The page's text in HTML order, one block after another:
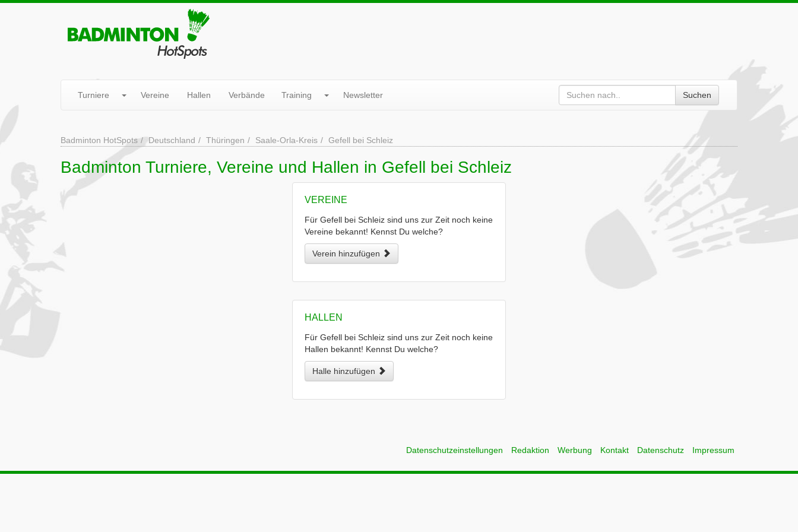
Turniere Vereine Hallen Verbände Training Newsletter Suchen
Badminton HotSpots Deutschland Thüringen Saale-Orla-Kreis Gefell bei Schleiz
Badminton Turniere, Vereine und Hallen in Gefell bei Schleiz
VEREINE
Für Gefell bei Schleiz sind uns zur Zeit noch keine
Vereine bekannt! Kennst Du welche?
Verein hinzufügen
HALLEN
Für Gefell bei Schleiz sind uns zur Zeit noch keine
Hallen bekannt! Kennst Du welche?
Halle hinzufügen
Datenschutzeinstellungen Redaktion Werbung Kontakt Datenschutz Impressum